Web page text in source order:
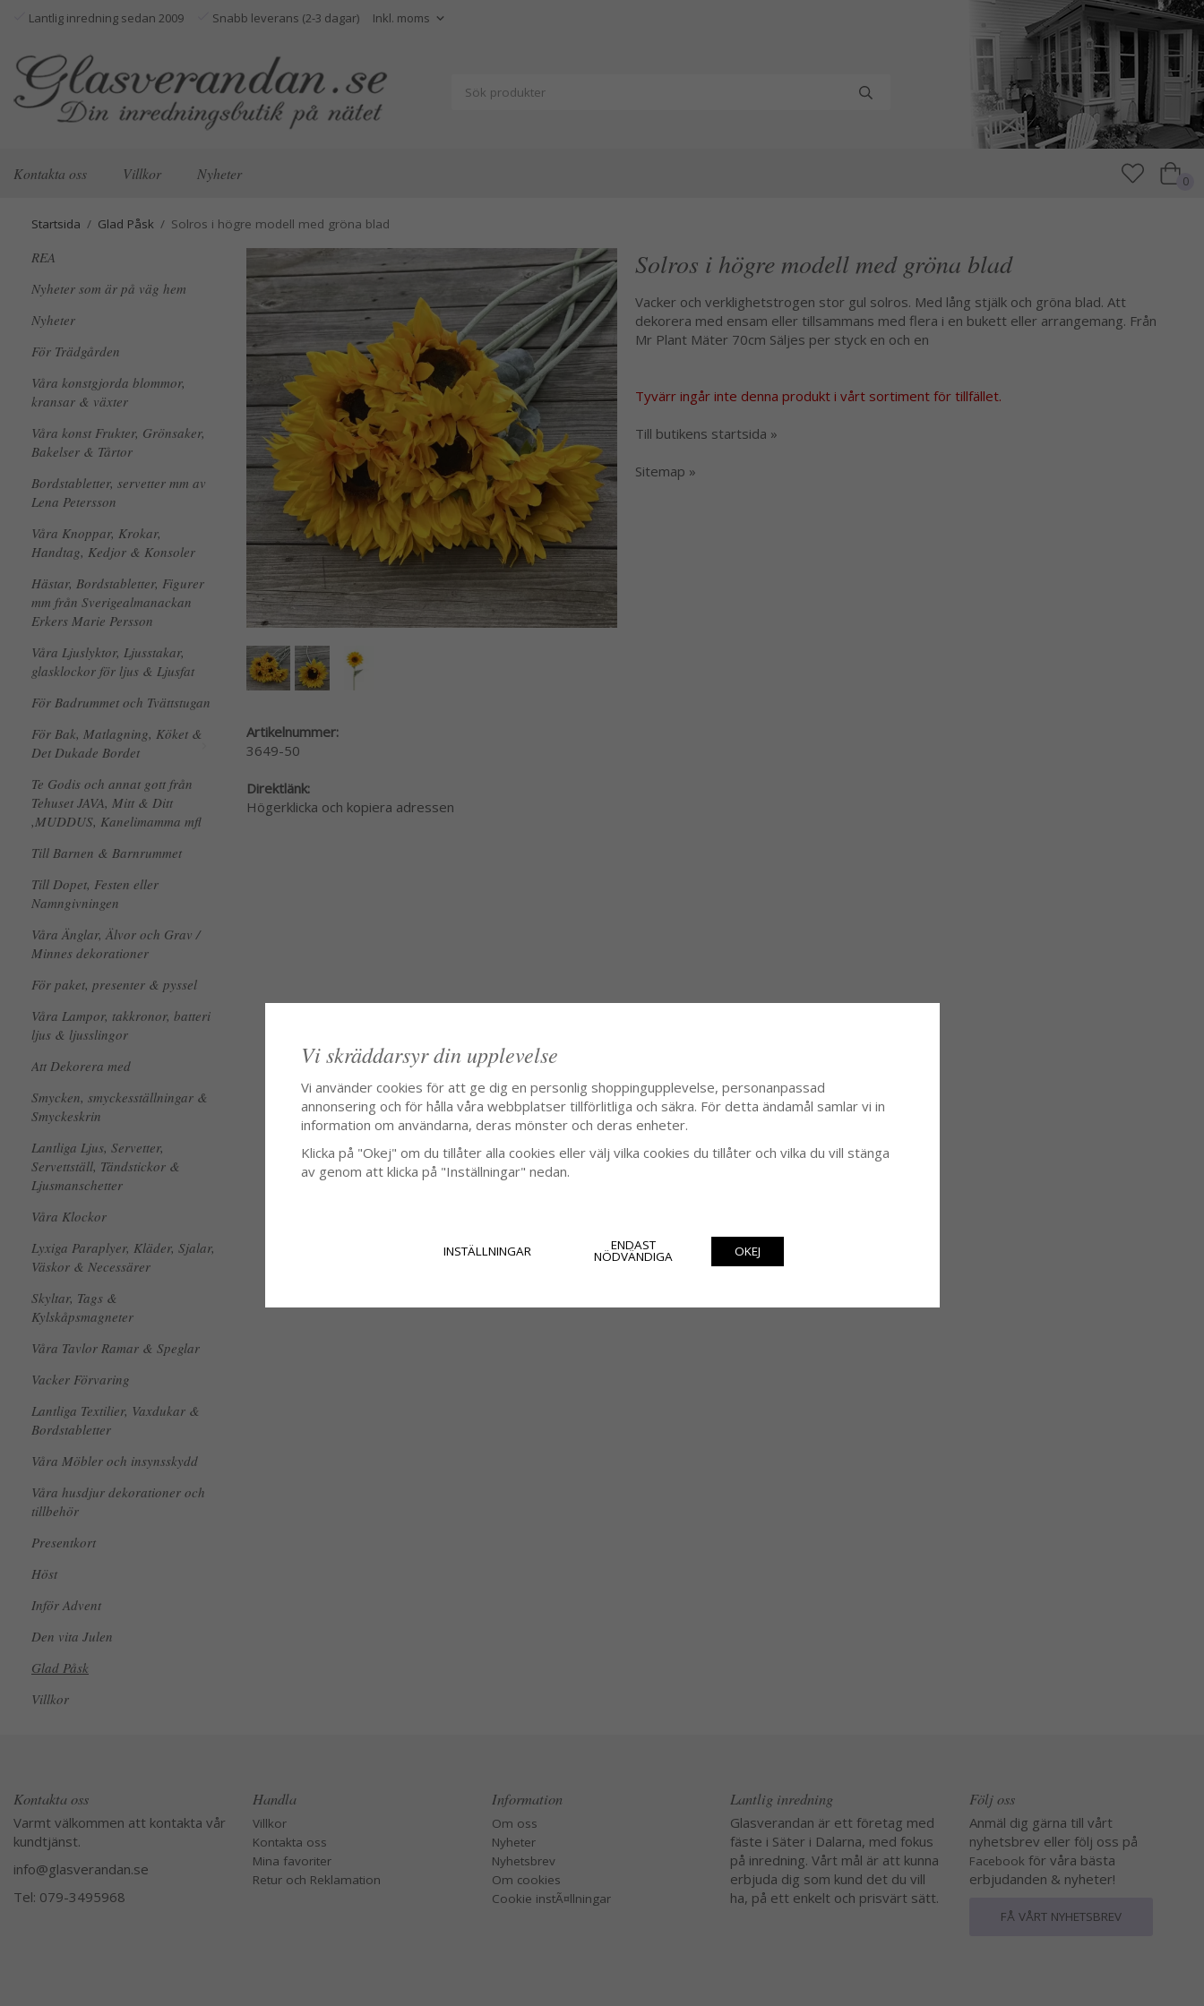
Lantlig inredning sedan 2009 Snabb leverans (2-3 dagar)
Kontakta oss Villkor Nyheter 0
Startsida / Glad Påsk / Solros i högre modell med gröna blad
REA
Nyheter som är på väg hem
Nyheter
För Trädgården
Våra konstgjorda blommor,
kransar & växter
Våra konst Frukter, Grönsaker,
Bakelser & Tårtor
Bordstabletter, servetter mm av
Lena Petersson
Våra Knoppar, Krokar,
Handtag, Kedjor & Konsoler
Hästar, Bordstabletter, Figurer
mm från Sverigealmanackan
Erkers Marie Persson
Våra Ljuslyktor, Ljusstakar,
glasklockor för ljus & Ljusfat
För Badrummet och Tvättstugan
För Bak, Matlagning, Köket &
Det Dukade Bordet
Te Godis och annat gott från
Tehuset JAVA, Mitt & Ditt
,MUDDUS, Kanelimamma mfl
Till Barnen & Barnrummet
Till Dopet, Festen eller
Namngivningen
Våra Änglar, Älvor och Grav /
Minnes dekorationer
För paket, presenter & pyssel
Våra Lampor, takkronor, batteri
ljus & ljusslingor
Att Dekorera med
Smycken, smyckesställningar &
Smyckeskrin
Lantliga Ljus, Servetter,
Servettställ, Tändstickor &
Ljusmanschetter
Våra Klockor
Lyxiga Paraplyer, Kläder, Sjalar,
Väskor & Necessärer
Skyltar, Tags &
Kylskåpsmagneter
Våra Tavlor Ramar & Speglar
Vacker Förvaring
Lantliga Textilier, Vaxdukar &
Bordstabletter
Våra Möbler och insynsskydd
Våra husdjur dekorationer och
tillbehör
Presentkort
Höst
Inför Advent
Den vita Julen
Glad Påsk
Villkor
Solros i högre modell med gröna blad
Vacker och verklighetstrogen stor gul solros. Med lång stjälk och gröna blad. Att
dekorera med ensam eller tillsammans med flera i en bukett eller arrangemang. Från
Mr Plant Mäter 70cm Säljes per styck en och en
Tyvärr ingår inte denna produkt i vårt sortiment för tillfället.
Till butikens startsida »
Sitemap »
Artikelnummer:
3649-50
Direktlänk:
Högerklicka och kopiera adressen
Kontakta oss
Varmt välkommen att kontakta vår
kundtjänst.
info@glasverandan.se
Tel: 079-3495968
Handla
Villkor
Kontakta oss
Mina favoriter
Retur och Reklamation
Information
Om oss
Nyheter
Nyhetsbrev
Om cookies
Cookie instÃ¤llningar
Lantlig inredning
Glasverandan är ett företag med
fäste i Säter i Dalarna, med fokus
på inredning. Vårt mål är att kunna
erbjuda dig som kund det du vill
ha, på ett enkelt och prisvärt sätt.
Följ oss
Anmäl dig gärna till vårt
nyhetsbrev eller följ oss på
Facebook för våra bästa
erbjudanden & nyheter!
FÅ VÅRT NYHETSBREV
Vi skräddarsyr din upplevelse
Vi använder cookies för att ge dig en personlig shoppingupplevelse, personanpassad
annonsering och för hålla våra webbplatser tillförlitliga och säkra. För detta ändamål samlar vi in
information om användarna, deras mönster och deras enheter.
Klicka på "Okej" om du tillåter alla cookies eller välj vilka cookies du tillåter och vilka du vill stänga
av genom att klicka på "Inställningar" nedan.
INSTÄLLNINGAR ENDAST
NÖDVÄNDIGA OKEJ